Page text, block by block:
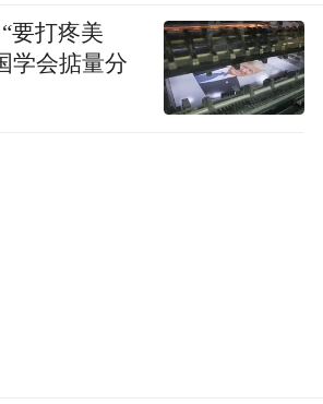
要打疼美
学会掂量分